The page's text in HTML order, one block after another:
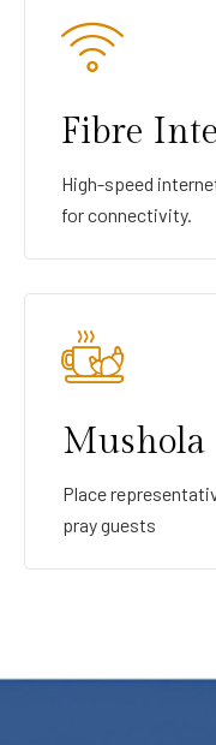
Fibre
High-speed
for connectivity.
Mushola
Place
pray guests